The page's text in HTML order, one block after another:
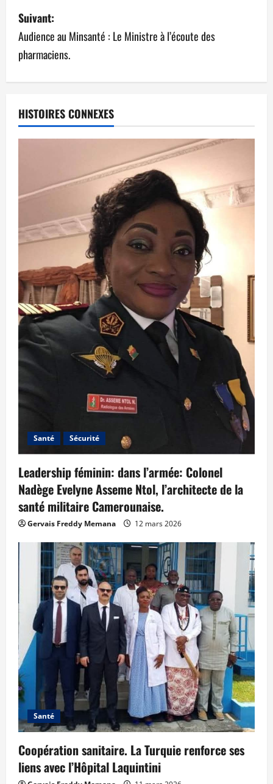
Suivant:
Audience au Minsanté : Le Ministre à l’écoute des
pharmaciens.
HISTOIRES CONNEXES
Santé Sécurité
Leadership féminin: dans l’armée: Colonel
Nadège Evelyne Asseme Ntol, l’architecte de la
santé militaire Camerounaise.
Gervais Freddy Memana 12 mars 2026
Santé
Coopération sanitaire. La Turquie renforce ses
liens avec l’Hôpital Laquintini